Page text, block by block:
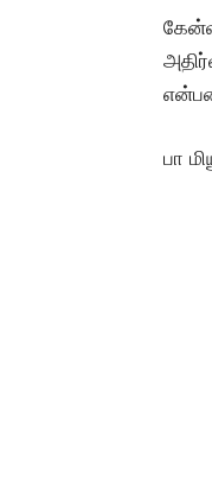
பா